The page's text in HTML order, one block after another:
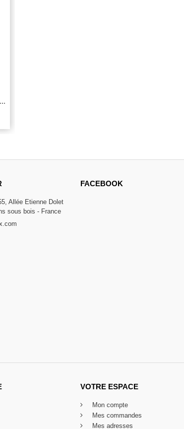
Allée Etienne Dolet
sous bois - France
FACEBOOK
VOTRE ESPACE
Mon compte
Mes commandes
Mes adresses